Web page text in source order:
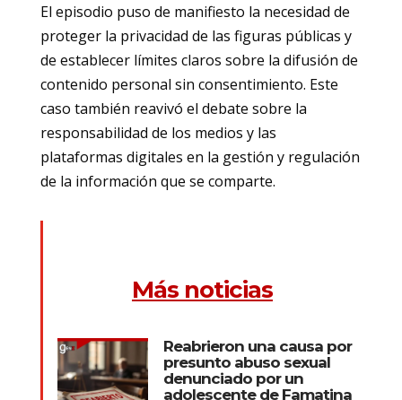
El episodio puso de manifiesto la necesidad de
proteger la privacidad de las figuras públicas y
de establecer límites claros sobre la difusión de
contenido personal sin consentimiento. Este
caso también reavivó el debate sobre la
responsabilidad de los medios y las
plataformas digitales en la gestión y regulación
de la información que se comparte.
Más noticias
Reabrieron una causa por
presunto abuso sexual
denunciado por un
adolescente de Famatina